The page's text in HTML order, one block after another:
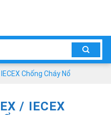
Chống Cháy Nổ
/ IECEX